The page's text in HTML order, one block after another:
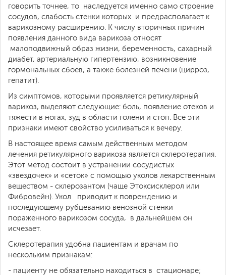
говорить точнее, то наследуется именно само строение
сосудов, слабость стенки которых и предрасполагает к
варикозному расширению. К числу вторичных причин
появления данного вида варикоза относят
малоподвижный образ жизни, беременность, сахарный
диабет, артериальную гипертензию, возникновение
гормональных сбоев, а также болезней печени (цирроз,
гепатит).
Из симптомов, которыми проявляется ретикулярный
варикоз, выделяют следующие: боль, появление отеков и
тяжести в ногах, зуд в области голени и стоп. Все эти
признаки имеют свойство усиливаться к вечеру.
В настоящее время самым действенным методом
лечения ретикулярного варикоза является склеротерапия.
Этот метод состоит в устранении сосудистых
«звездочек» и «сеток» с помощью уколов лекарственным
веществом - склерозантом (чаще Этоксисклерол или
Фибровейн). Укол приводит к повреждению и
последующему рубцеванию венозной стенки
пораженного варикозом сосуда, в дальнейшем он
исчезает.
Склеротерапия удобна пациентам и врачам по
нескольким признакам:
- пациенту не обязательно находиться в стационаре;